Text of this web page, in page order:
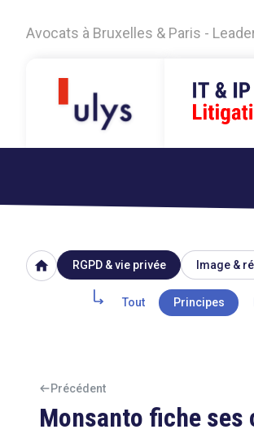
Avocats à Bruxelles & Paris -
home RGPD & vie privée Image &
Tout Principes
Précédent
Monsanto fiche ses